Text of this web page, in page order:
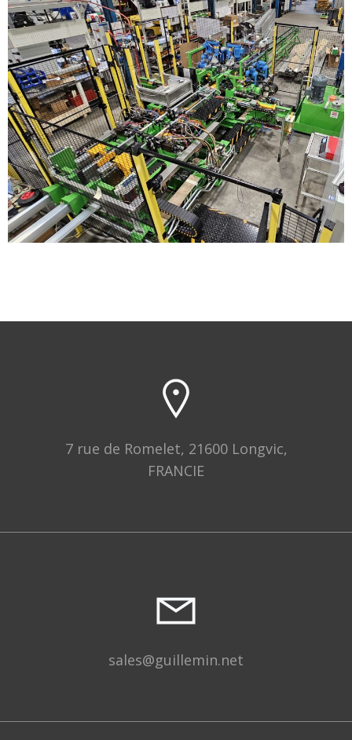
7 rue de Romelet, 21600 Longvic,
FRANCIE
sales@guillemin.net